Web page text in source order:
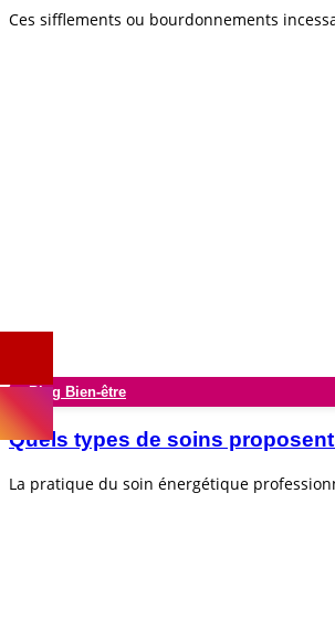
Ces sifflements ou bourdonnements
Blog Bien-être
Quels types de soins
La pratique du soin énergétique